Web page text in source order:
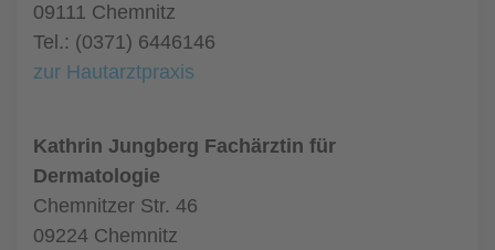
09111 Chemnitz
Tel.: (0371) 6446146
zur Hautarztpraxis
Kathrin Jungberg Fachärztin für
Dermatologie
Chemnitzer Str. 46
09224 Chemnitz